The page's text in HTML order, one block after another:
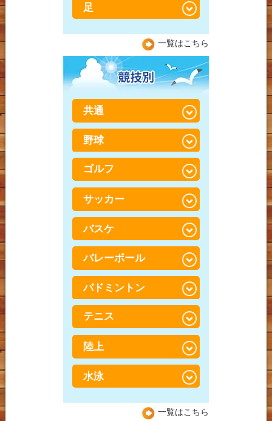
会員制 トレーニング×整
体
加圧「BOOSTER」トレー
ニング
整体に行っても治らなか
った方へ
顎関節症（がくかんせつ
しょう）
かくでぐちしょうこうぐ
ん）
野球肩
テニス肘（上腕骨外側上
顆炎）
野球肘
肘・手首痛
TFCC損傷
腱鞘炎・ばね指・ド・ケ
ルバン病
手・指のしびれ
足の付け根の違和感、放
置していませんか？日本
人に多い「股関節」の悩
腰痛
ぎっくり腰（急性腰痛）
とは？
脊柱管狭窄症
腰椎すべり症（ようつい
すべりしょう）
股関節痛（こかんせつつ
う）
梨状筋症候群（りじょう
きんしょうこうぐん）
腰椎分離症（ようついぶ
んりしょう）
足
腸脛靭帯炎（ちょうけい
じんたいえん）
膝痛
変形性膝関節症
半月板損傷（はんげつば
んそんしょう）
鵞足炎（がそくえん）
オスグッドシュラッター
病
足底筋膜炎（そくていき
んまくえん）
外反母趾（がいはんぼ
し）
O脚
ジャンパー膝（膝蓋靭帯
炎）
シンスプリント
一覧はこちら
共通
捻挫・肉離れ
打撲（だぼく）・打ち身
野球
野球腰
野球肘
野球肩
ゴルフ
ゴルフ膝
ゴルフ肩
ゴルフ腰
サッカー
サッカーでの膝の怪我
サッカーでの股関節の怪
我
サッカーでの足首の痛み
サッカー腰
バスケ
バスケでの足首の怪我
バスケでの腰の怪我
バスケでの膝の怪我
バレーボール
バレーでの腰の怪我
バレーボールでの膝・す
ねの怪我
バレーボールでの捻挫・
突き指
バドミントン
バドミントンでの腰の怪
我
バドミントンでの膝の怪
我
テニス
テニスでの腰の怪我
テニスでの膝の怪我
陸上
陸上での腰の怪我
陸上での膝の怪我
水泳
水泳での腰の怪我
一覧はこちら